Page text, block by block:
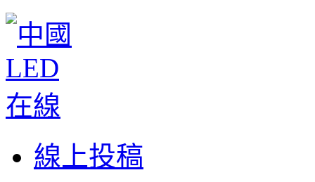
線上投稿